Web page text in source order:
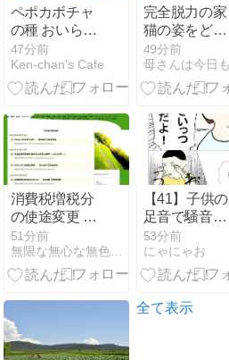
ペポカボチャ
の種 おいらの
鉄分補給
47分前
Ken-chan's Cafe
完全脱力の家
猫の姿をどう
ぞ
49分前
消費税増税分
の使途変更 宇
宙のあくび
【383】
51分前
無限な無心な無色なシャイニング・ブライトリー
【41】子供の
足音で騒音ト
ラブルになっ
て仕返しされ
た話
53分前
にゃにゃお
全て表示